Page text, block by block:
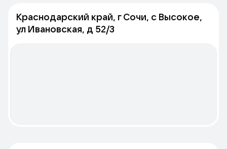
Краснодарский край, г Сочи, с Высокое,
ул Ивановская, д 52/3